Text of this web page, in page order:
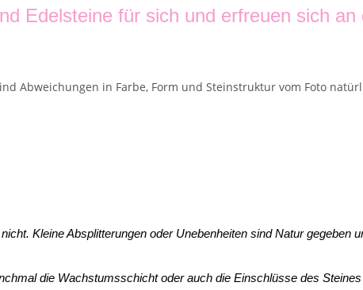
Edelsteine für sich und erfreuen sich
Abweichungen in Farbe, Form und Steinstruktur vom Foto
Kleine Absplitterungen oder Unebenheiten sind Natur gegeben
die Wachstumsschicht oder auch die Einschlüsse des